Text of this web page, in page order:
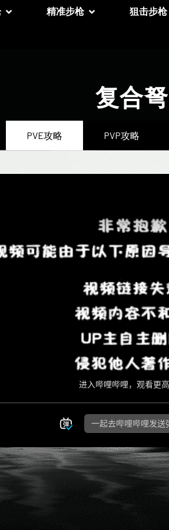
精准步枪 狙击步枪
复合弩
PVE攻略 PVP攻略